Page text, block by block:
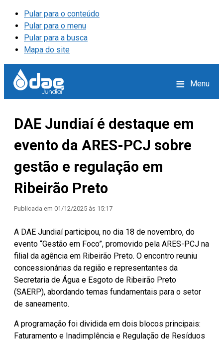
Pular para o conteúdo
Pular para o menu
Pular para a busca
Mapa do site
≡ Menu
DAE Jundiaí é destaque em
evento da ARES-PCJ sobre
gestão e regulação em
Ribeirão Preto
Publicada em 01/12/2025 às 15:17
A DAE Jundiaí participou, no dia 18 de novembro, do
evento “Gestão em Foco”, promovido pela ARES-PCJ na
filial da agência em Ribeirão Preto. O encontro reuniu
concessionárias da região e representantes da
Secretaria de Água e Esgoto de Ribeirão Preto
(SAERP), abordando temas fundamentais para o setor
de saneamento.
A programação foi dividida em dois blocos principais:
Faturamento e Inadimplência e Regulação de Resíduos